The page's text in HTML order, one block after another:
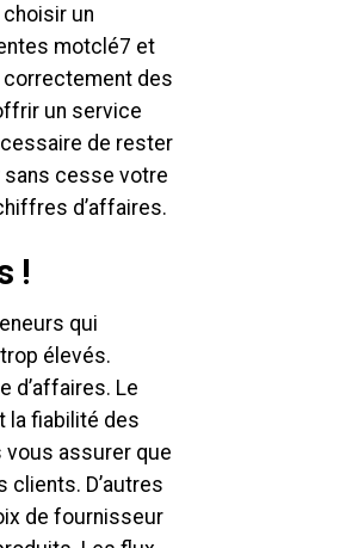
un
motclé7 et
correctement des
un service
de rester
cesse votre
d’affaires.
!
qui
élevés.
d’affaires. Le
la fiabilité des
vous assurer que
D’autres
de fournisseur